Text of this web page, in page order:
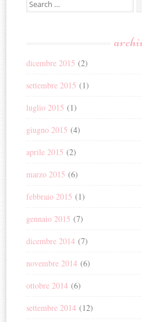
dicembre 2015 (2)
settembre 2015 (1)
luglio 2015 (1)
giugno 2015 (4)
aprile 2015 (2)
marzo 2015 (6)
febbraio 2015 (1)
gennaio 2015 (7)
dicembre 2014 (7)
novembre 2014 (6)
ottobre 2014 (6)
settembre 2014 (12)